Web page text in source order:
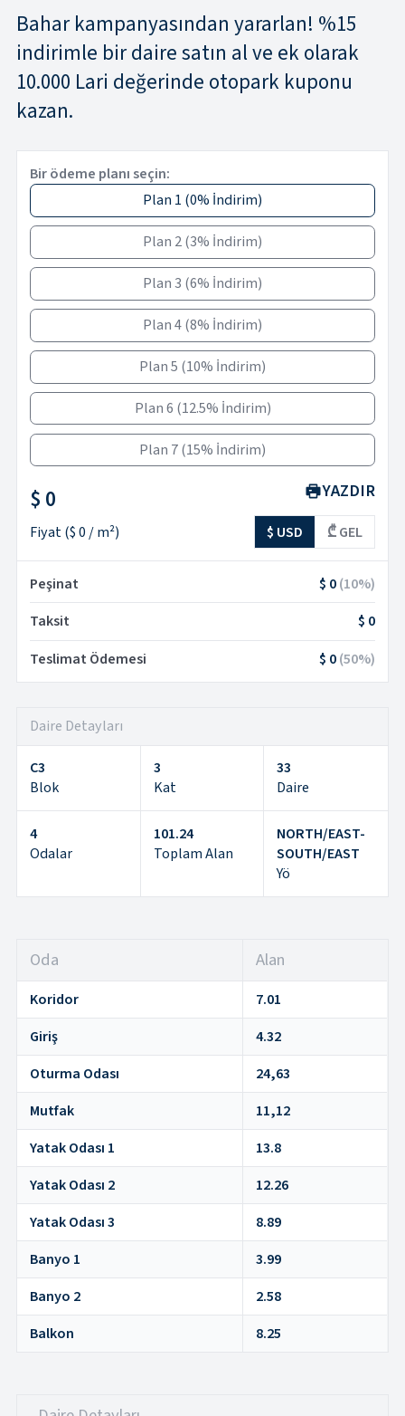
Bahar kampanyasından yararlan! %15
indirimle bir daire satın al ve ek olarak
10.000 Lari değerinde otopark kuponu
kazan.
Bir ödeme planı seçin:
Plan 1 (0% İndirim)
Plan 2(3% İndirim)
Plan 3 (6% İndirim)
Plan 4(8% İndirim)
Plan 5 (10% İndirim)
Plan 6 ( 12.5% İndirim)
Plan 7(15% İndirim)
$ 0
Fiyat($ 0 / m²)
YAZDIR
$ USD ₾ GEL
Peşinat $ 0(10%)
Taksit
$ 0
Teslimat Ödemesi
$ 0(50%)
Daire Detayları
C3
Blok
3
Kat
33
Daire
4
Odalar
101.24
Toplam Alan
NORTH/EAST-
SOUTH/EAST
Yö
Oda Alan
Koridor
7.01
Giriş
4.32
Oturma Odası
24,63
Mutfak
11,12
Yatak Odası 1
13.8
Yatak Odası 2
12.26
Yatak Odası 3
8.89
Banyo 1
3.99
Banyo 2
2.58
Balkon
8.25